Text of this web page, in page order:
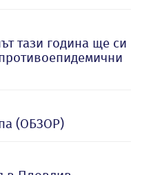
тази година ще си
(ОБЗОР)